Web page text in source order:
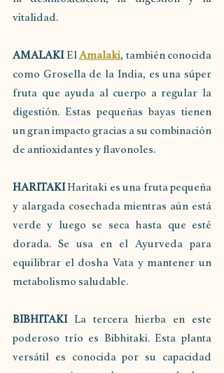
vitalidad.
AMALAKI El Amalaki, también conocida
como Grosella de la India, es una súper
fruta que ayuda al cuerpo a regular la
digestión. Estas pequeñas bayas tienen
un gran impacto gracias a su combinación
de antioxidantes y flavonoles.
HARITAKI Haritaki es una fruta pequeña
y alargada cosechada mientras aún está
verde y luego se seca hasta que esté
dorada. Se usa en el Ayurveda para
equilibrar el dosha Vata y mantener un
metabolismo saludable.
BIBHITAKI La tercera hierba en este
poderoso trío es Bibhitaki. Esta planta
versátil es conocida por su capacidad